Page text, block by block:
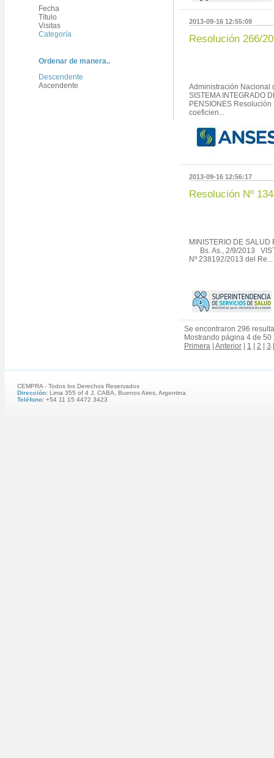
Fecha
Título
Visitas
Categoría
Ordenar de manera..
Descendente
Ascendente
2013-09-16 12:55:09
Resolución 266/
Administración Nacional
SISTEMA INTEGRADO
PENSIONES
coeficien...
2013-09-16 12:56:17
Resolución Nº
MINISTERIO DE
Bs. As., 2/9/2013
Nº 238192/2013 del Re...
Se encontraron 296
Mostrando página 4 de 50
Primera Anterior 1 2 3
CEMPRA - Todos los Derechos Reservados
Dirección: Lima 355 of 4 J, CABA, Buenos Aires, Argentina
Teléfono: +54 11 15 4472 3423